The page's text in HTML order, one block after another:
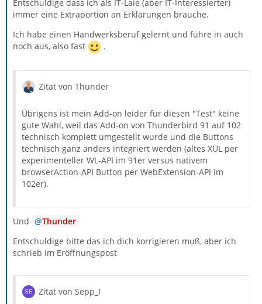
Entschuldige dass ich als IT-Laie (aber IT-Interessierter)
immer eine Extraportion an Erklärungen brauche.
Ich habe einen Handwerksberuf gelernt und führe in auch
noch aus, also fast
.
Zitat von Thunder
Übrigens ist mein Add-on leider für diesen "Test" keine
gute Wahl, weil das Add-on von Thunderbird 91 auf 102
technisch komplett umgestellt wurde und die Buttons
technisch ganz anders integriert werden (altes XUL per
experimenteller WL-API im 91er versus nativem
browserAction-API Button per WebExtension-API im
102er).
Und
Thunder
Entschuldige bitte das ich dich korrigieren muß, aber ich
schrieb im Eröffnungspost
Zitat von Sepp_I